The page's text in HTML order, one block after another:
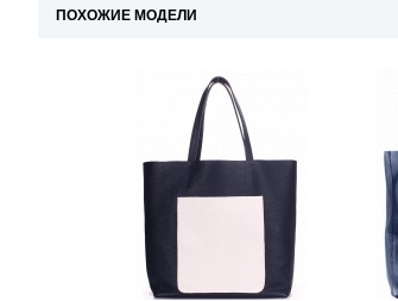
ПОХОЖИЕ МОДЕЛИ